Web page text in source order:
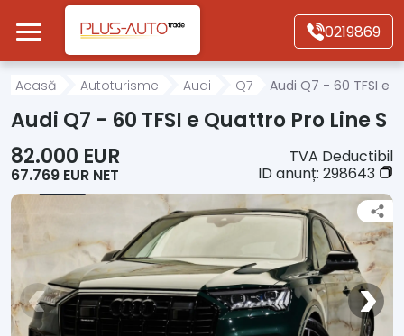
Mergi direct la conținutul principal
0219869
Acasă
Motociclete
Autoutilitare
Alte tipuri vehicule
Acasă Autoturisme Audi Q7 Audi Q7 - 60 TFSI e
Audi Q7 - 60 TFSI e Quattro Pro Line S
82.000 EUR
67.769 EUR NET
TVA Deductibil
ID anunț: 298643